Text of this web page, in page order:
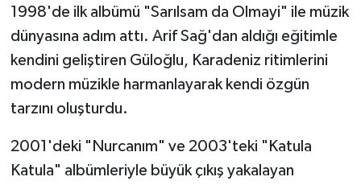
1998'de ilk albümü "Sarılsam da Olmayi" ile müzik
dünyasına adım attı. Arif Sağ'dan aldığı eğitimle
kendini geliştiren Güloğlu, Karadeniz ritimlerini
modern müzikle harmanlayarak kendi özgün
tarzını oluşturdu.
2001'deki "Nurcanım" ve 2003'teki "Katula
Katula" albümleriyle büyük çıkış yakalayan